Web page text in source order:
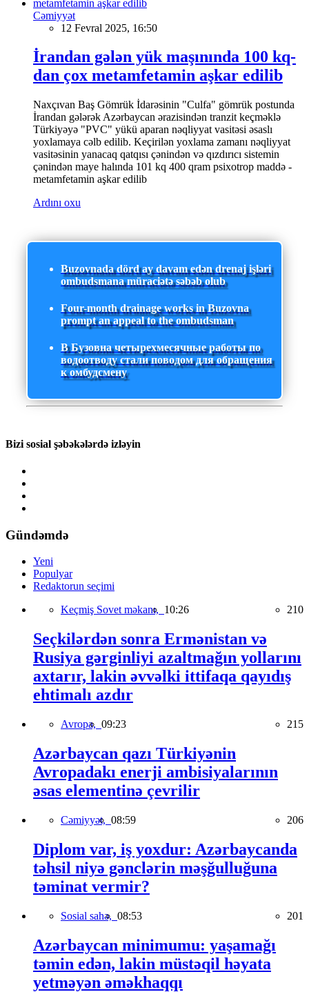
Cəmiyyət
12 Fevral 2025, 16:50
İrandan gələn yük maşınında 100 kq-
dan çox metamfetamin aşkar edilib
Naxçıvan Baş Gömrük İdarəsinin "Culfa" gömrük postunda
İrandan gələrək Azərbaycan ərazisindən tranzit keçməklə
Türkiyəyə "PVC" yükü aparan nəqliyyat vasitəsi əsaslı
yoxlamaya cəlb edilib. Keçirilən yoxlama zamanı nəqliyyat
vasitəsinin yanacaq qatqısı çənindən və qızdırıcı sistemin
çənindən maye halında 101 kq 400 qram psixotrop maddə -
metamfetamin aşkar edilib
Ardını oxu
Buzovnada dörd ay davam edən drenaj işləri
ombudsmana müraciətə səbəb olub
Four-month drainage works in Buzovna
prompt an appeal to the ombudsman
В Бузовна четырехмесячные работы по
водоотводу стали поводом для обращения
к омбудсмену
Bizi sosial şəbəkələrdə izləyin
Gündəmdə
Yeni
Populyar
Redaktorun seçimi
Keçmiş Sovet məkanı, 10:26 210
Seçkilərdən sonra Ermənistan və
Rusiya gərginliyi azaltmağın yollarını
axtarır, lakin əvvəlki ittifaqa qayıdış
ehtimalı azdır
Avropa, 09:23 215
Azərbaycan qazı Türkiyənin
Avropadakı enerji ambisiyalarının
əsas elementinə çevrilir
Cəmiyyət, 08:59 206
Diplom var, iş yoxdur: Azərbaycanda
təhsil niyə gənclərin məşğulluğuna
təminat vermir?
Sosial sahə, 08:53 201
Azərbaycan minimumu: yaşamağı
təmin edən, lakin müstəqil həyata
yetməyən əməkhaqqı